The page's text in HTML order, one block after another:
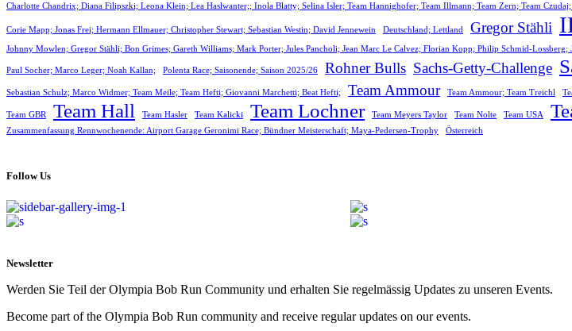
Charlotte Chandrix; Diana Filipszki; Leona Klein; Lea Haslwanter;; Inola Blatty; Selina Isler; Team Hannighofer; Team Illmann; Team Zern; Team Czudaj;
Corie Mapp; Jonas Frei; Hermann Ellmauer; Christopher Stewart; Sebastian Westin; David Jennewein Deutschland; Lettland Gregor Stähli
Johnny Mowlen; Gregor Stähli; Bon Grimes; Gareth Williams; Mark Porter; Jules Pancholi; Jean Marc Le Calvez; Florian Kopp; Philip Schmid-
Paul Socher; Marco Leger; Noah Kallan; Polenta Race; Saisonende; Saison 2025/26 Rohner Bulls Sachs-Getty-Challenge
Sebastian Schulz; Marco Widmer; Team Meile; Team Hefti; Giovanni Marchetti; Beat Hefti; Team Ammour Team Ammour; Team Treichl
Team GBR Team Hall Team Hasler Team Kalicki Team Lochner Team Meyers Taylor Team Nolte Team USA
Zusammenfassung Rennwochenende: Airport Garage Geronimi Race; Bündner Meisterschaft; Maya-Pedersen-Trophy Österreich
Follow Us
Newsletter
Werden Sie Teil der Olympia Bob Run Community und erhalten Sie regelmässig Updates zu unseren Events.
Become part of the Olympia Bob Run community and receive regular updates on our events.